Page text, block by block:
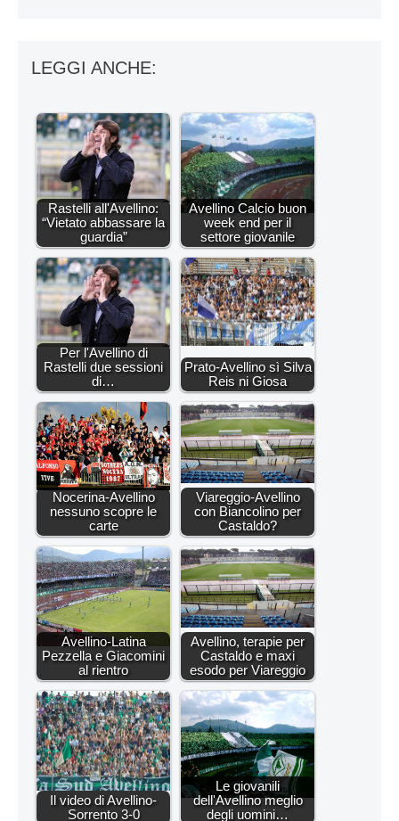
LEGGI ANCHE:
Rastelli all'Avellino:
“Vietato abbassare la
guardia”
Avellino Calcio buon
week end per il
settore giovanile
Per l'Avellino di
Rastelli due sessioni
di…
Prato-Avellino sì Silva
Reis ni Giosa
Nocerina-Avellino
nessuno scopre le
carte
Viareggio-Avellino
con Biancolino per
Castaldo?
Avellino-Latina
Pezzella e Giacomini
al rientro
Avellino, terapie per
Castaldo e maxi
esodo per Viareggio
Il video di Avellino-
Sorrento 3-0
Le giovanili
dell'Avellino meglio
degli uomini…